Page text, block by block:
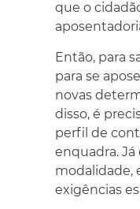
que o
Então, para
para se
novas
disso, é
perfil de
enquadra. Já
modalidade,
exigências